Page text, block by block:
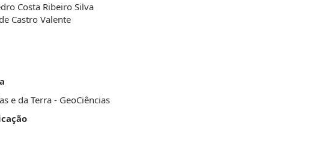
Costa Ribeiro Silva
Castro Valente
e da Terra - GeoCiências